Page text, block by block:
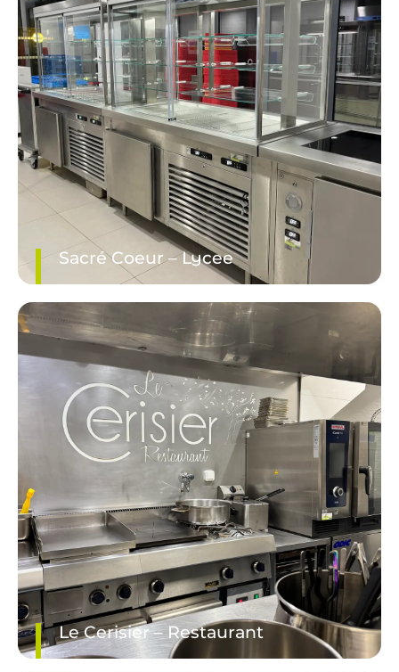
Sacré Coeur – Lycee
DÉCOUVRIR LE PROJET
Le Cerisier – Restaurant
DÉCOUVRIR LE PROJET